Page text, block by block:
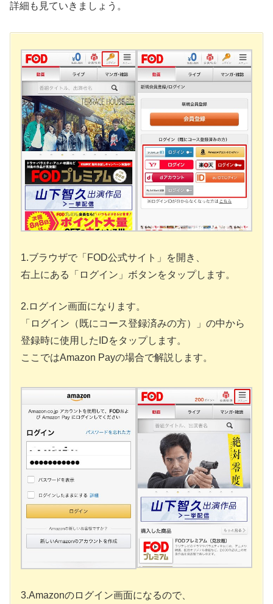
詳細も見ていきましょう。
1.ブラウザで「FOD公式サイト」を開き、
右上にある「ログイン」ボタンをタップします。
2.ログイン画面になります。
「ログイン（既にコース登録済みの方）」の中から
登録時に使用したIDをタップします。
ここではAmazon Payの場合で解説します。
3.Amazonのログイン画面になるので、